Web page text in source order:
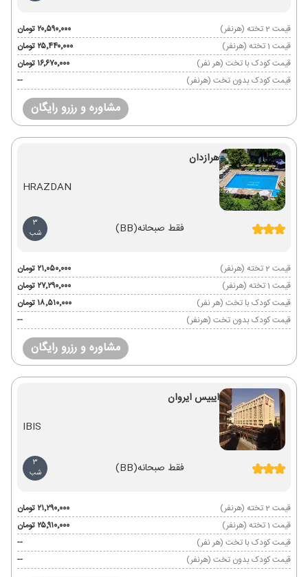
قیمت 2 تخته (هرنفر)
۲۰٬۵۹۰٬۰۰۰ تومان
قیمت 1 تخته (هرنفر)
۲۵٬۴۴۰٬۰۰۰ تومان
قیمت کودک با تخت (هر نفر)
۱۶٬۶۷۰٬۰۰۰ تومان
قیمت کودک بدون تخت (هرنفر)
--
مشاوره و رزرو رایگان
هرازدان
HRAZDAN
فقط صبحانه(BB)
3
شب
قیمت 2 تخته (هرنفر)
۲۱٬۰۵۰٬۰۰۰ تومان
قیمت 1 تخته (هرنفر)
۲۷٬۲۹۰٬۰۰۰ تومان
قیمت کودک با تخت (هر نفر)
۱۸٬۵۱۰٬۰۰۰ تومان
قیمت کودک بدون تخت (هرنفر)
--
مشاوره و رزرو رایگان
ایبیس ایروان
IBIS
فقط صبحانه(BB)
3
شب
قیمت 2 تخته (هرنفر)
۲۱٬۲۹۰٬۰۰۰ تومان
قیمت 1 تخته (هرنفر)
۲۵٬۹۱۰٬۰۰۰ تومان
قیمت کودک با تخت (هر نفر)
--
قیمت کودک بدون تخت (هرنفر)
--